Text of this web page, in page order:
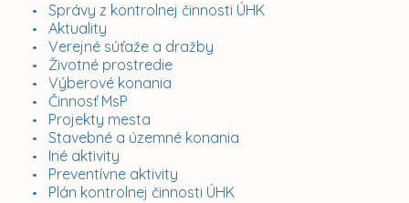
Správy z kontrolnej činnosti ÚHK
Aktuality
Verejné súťaže a dražby
Životné prostredie
Výberové konania
Činnosť MsP
Projekty mesta
Stavebné a územné konania
Iné aktivity
Preventívne aktivity
Plán kontrolnej činnosti ÚHK